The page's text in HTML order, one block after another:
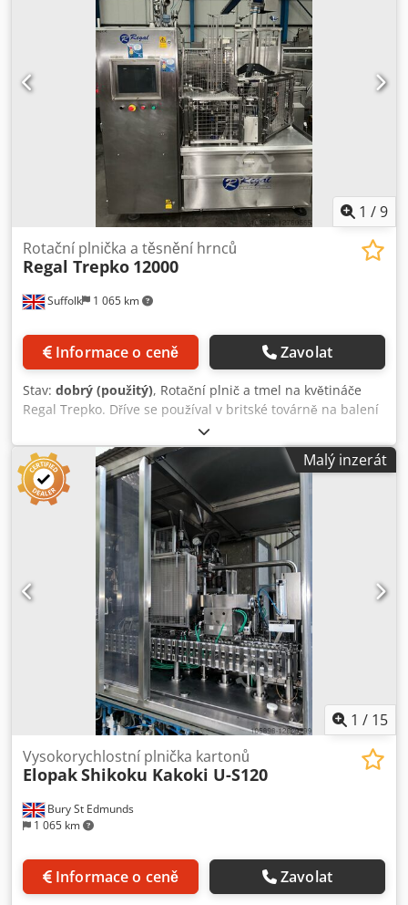
1 /9
Suffolk 1 065 km
Rotační plnička a těsnění hrnců
Regal Trepko 12000
Informace o ceně Zavolat
Stav: dobrý (použitý), Rotační plnič a tmel na květináče
Regal Trepko. Dříve se používal v britské továrně na balení
mléčných výrobků, jako jsou jogurty, smetana, omáčky atd.
Cjdpfxopgqtzo An Tjrf
Malý inzerát
1 / 15
Bury St Edmunds
1 065 km
Vysokorychlostní plnička kartonů
ElopakShikoku Kakoki U-S120
Informace o ceně Zavolat